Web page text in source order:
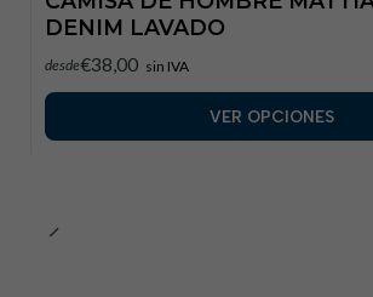
DENIM LAVADO
desde€38,00 sin IVA
VER OPCIONES